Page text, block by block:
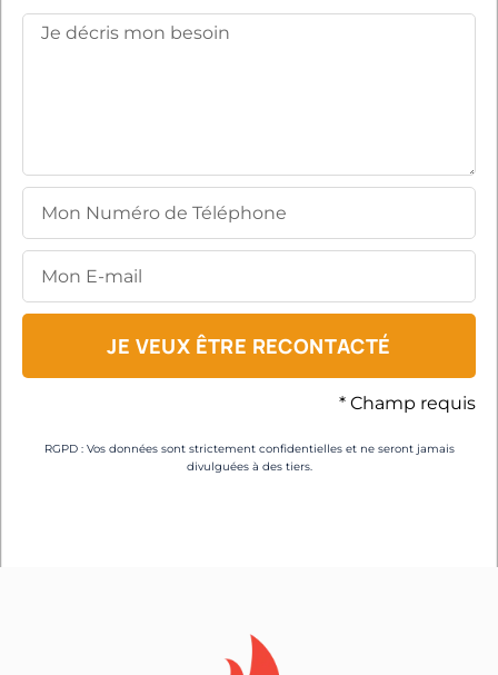
JE VEUX ÊTRE RECONTACTÉ
* Champ requis
RGPD : Vos données sont strictement confidentielles et ne seront jamais
divulguées à des tiers.